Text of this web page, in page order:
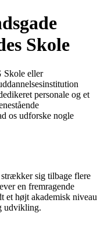
Skole
Skole eller
personale og et
os udforske nogle
sig tilbage flere
en fremragende
et højt akademisk niveau
udvikling.